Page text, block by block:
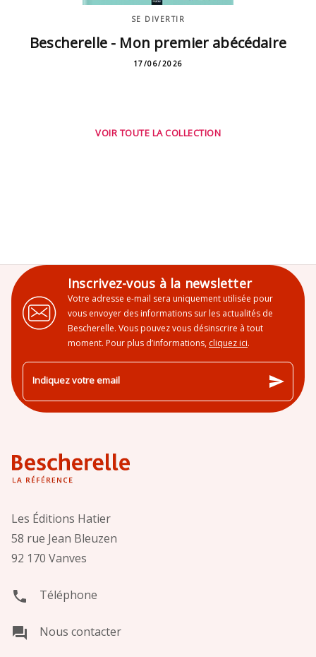
SE DIVERTIR
Bescherelle - Mon premier abécédaire
17/06/2026
VOIR TOUTE LA COLLECTION
Inscrivez-vous à la newsletter
Votre adresse e-mail sera uniquement utilisée pour
vous envoyer des informations sur les actualités de
Bescherelle. Vous pouvez vous désinscrire à tout
moment. Pour plus d’informations, cliquez ici.
Indiquez votre email send
Les Éditions Hatier
58 rue Jean Bleuzen
92 170 Vanves
phone Téléphone
question_answer Nous contacter